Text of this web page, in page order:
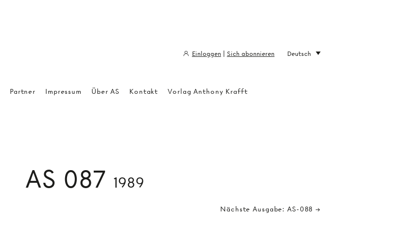
AS 087 1989
Nächste Ausgabe: AS-088 →
Partner Impressum Über AS Kontakt Vorlag Anthony Krafft
Einloggen Sich abonnieren Deutsch